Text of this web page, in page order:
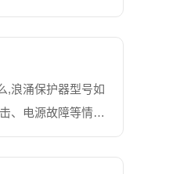
出现短路，以及...
,浪涌保护器型号如
、电源故障等情况
和人身安全。那...